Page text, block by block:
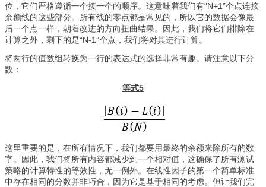
位，它们严格遵循一个接一个的顺序。这意味着我们有“N+1”个点连接
余额线的这些部分。所有线的零点都是常见的，所以它的数据会像最
后一个点一样，朝着改进的方向扭曲结果。因此，我们将它们排除在
计算之外，剩下的是“N-1”个点，我们将对其进行计算。
将两行的值数组转换为一行的表达式的选择非常有趣。请注意以下分
数：
等式5
这里重要的是，在所有情况下，我们都要用最终的余额来除所有的数
字。因此，我们将所有内容都减少到一个相对值，这确保了所有测试
策略的计算特性的等效性，无一例外。在线性因子的第一个简单标准
中存在相同的分数并非巧合，因为它是基于相同的考虑。但让我们完